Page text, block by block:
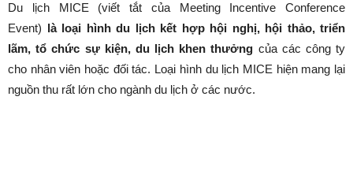
Du lịch MICE (viết tắt của Meeting Incentive Conference
Event) là loại hình du lịch kết hợp hội nghị, hội thảo, triển
lãm, tổ chức sự kiện, du lịch khen thưởng của các công ty
cho nhân viên hoặc đối tác. Loại hình du lịch MICE hiện mang lại
nguồn thu rất lớn cho ngành du lịch ở các nước.